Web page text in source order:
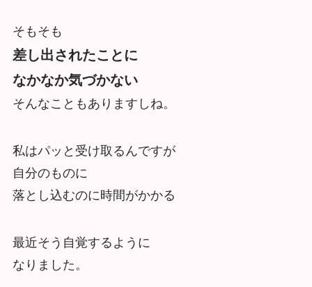
そもそも
差し出されたことに
なかなか気づかない
そんなこともありますしね。
私はパッと受け取るんですが
自分のものに
落とし込むのに時間がかかる
最近そう自覚するように
なりました。